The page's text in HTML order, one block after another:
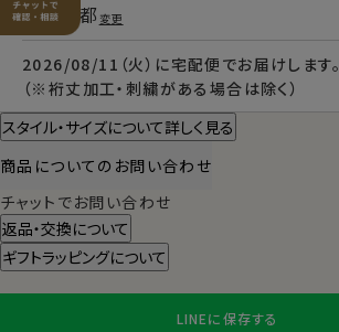
2026/08/11（火） に宅配便 でお届けします。
（※裄丈加工・刺繍がある場合は除く）
東京都 変更
スタイル・サイズについて詳しく見る
商品についてのお問い合わせ
チャットでお問い合わせ
返品・交換について
ギフトラッピングについて
LINEに保存する